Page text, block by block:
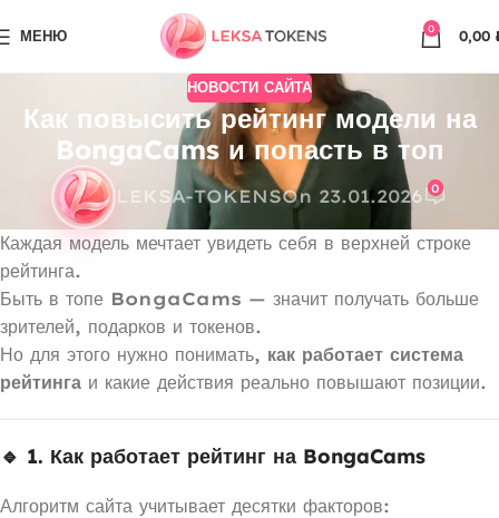
МЕНЮ 0 0,00
НОВОСТИ САЙТА
Как повысить рейтинг модели на
BongaCams и попасть в топ
LEKSA-TOKENSOn 23.01.2026 0
Каждая модель мечтает увидеть себя в верхней строке
рейтинга.
Быть в топе BongaCams — значит получать больше
зрителей, подарков и токенов.
Но для этого нужно понимать, как работает система
рейтинга и какие действия реально повышают позиции.
🔹 1. Как работает рейтинг на BongaCams
Алгоритм сайта учитывает десятки факторов: